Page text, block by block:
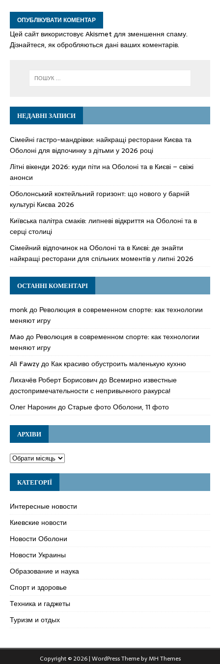
Цей сайт використовує Akismet для зменшення спаму.
Дізнайтеся, як обробляються дані ваших коментарів.
НЕДАВНІ ЗАПИСИ
Сімейні гастро-мандрівки: найкращі ресторани Києва та
Оболоні для відпочинку з дітьми у 2026 році
Літні вікенди 2026: куди піти на Оболоні та в Києві – свіжі
анонси
Оболонський коктейльний горизонт: що нового у барній
культурі Києва 2026
Київська палітра смаків: липневі відкриття на Оболоні та в
серці столиці
Сімейний відпочинок на Оболоні та в Києві: де знайти
найкращі ресторани для спільних моментів у липні 2026
ОСТАННІ КОМЕНТАРІ
monkдо Революция в современном спорте: как технологии
меняют игру
Mao до Революция в современном спорте: как технологии
меняют игру
Ali Fawzyдо Как красиво обустроить маленькую кухню
Лихачёв Роберт Борисовичдо Всемирно известные
достопримечательности с непривычного ракурса!
Олег Наронин доСтарые фото Оболони, 11 фото
АРХІВИ
КАТЕГОРІЇ
Интересные новости
Киевские новости
Новости Оболони
Новости Украины
Образование и наука
Спорт и здоровье
Техника и гаджеты
Туризм и отдых
Copyright © 2026 | WordPress Theme byMH Themes